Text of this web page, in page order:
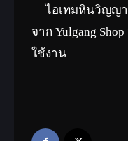
ไอเทมหินวิญญ
จาก Yulgang
ใช้งาน